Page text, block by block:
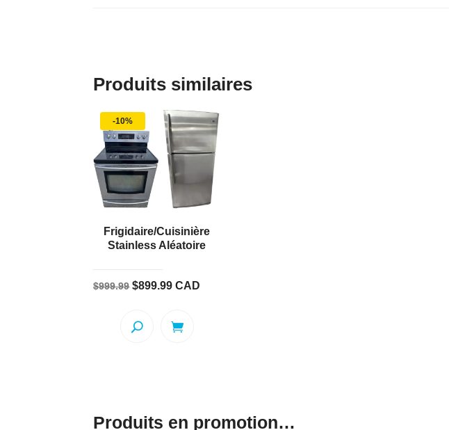
Produits similaires
-10%
Frigidaire/Cuisinière
Stainless Aléatoire
$999.99 Le
initial
$899.99Le
actuel
CAD
Produits en promotion…